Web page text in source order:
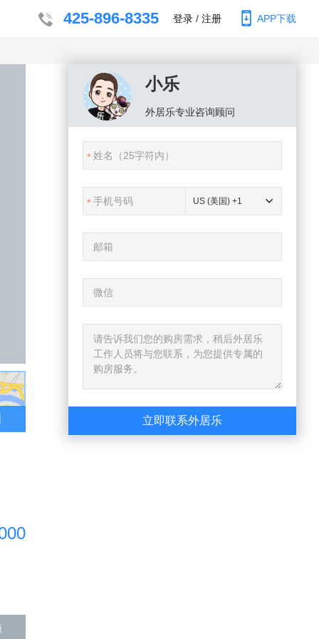
425-896-8335 登录 / 注册 APP下载
小乐
外居乐专业咨询顾问
US (美国) +1
立即联系外居乐